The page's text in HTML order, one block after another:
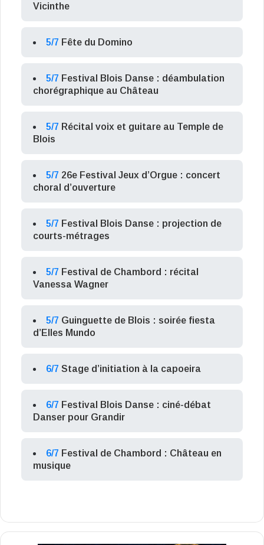
Vicinthe
5/7 Fête du Domino
5/7 Festival Blois Danse : déambulation
chorégraphique au Château
5/7 Récital voix et guitare au Temple de
Blois
5/7 26e Festival Jeux d’Orgue : concert
choral d’ouverture
5/7 Festival Blois Danse : projection de
courts-métrages
5/7 Festival de Chambord : récital
Vanessa Wagner
5/7 Guinguette de Blois : soirée fiesta
d’Elles Mundo
6/7 Stage d’initiation à la capoeira
6/7 Festival Blois Danse : ciné-débat
Danser pour Grandir
6/7 Festival de Chambord : Château en
musique